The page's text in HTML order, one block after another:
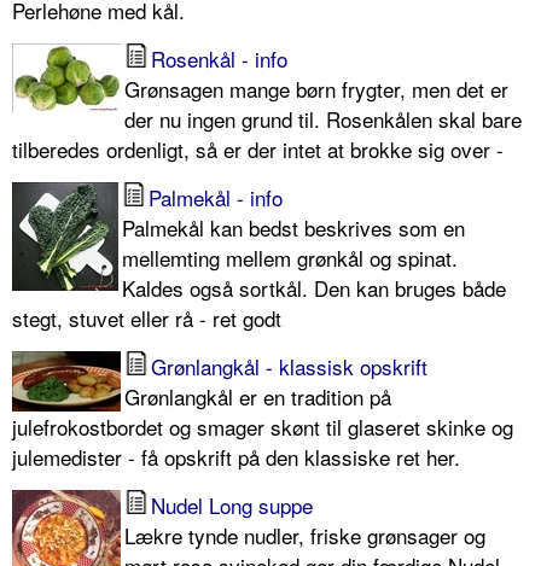
Perlehøne med kål.
Rosenkål - info
Grønsagen mange børn frygter, men det er
der nu ingen grund til. Rosenkålen skal bare
tilberedes ordenligt, så er der intet at brokke sig over -
Palmekål - info
Palmekål kan bedst beskrives som en
mellemting mellem grønkål og spinat.
Kaldes også sortkål. Den kan bruges både
stegt, stuvet eller rå - ret godt
Grønlangkål - klassisk opskrift
Grønlangkål er en tradition på
julefrokostbordet og smager skønt til glaseret skinke og
julemedister - få opskrift på den klassiske ret her.
Nudel Long suppe
Lækre tynde nudler, friske grønsager og